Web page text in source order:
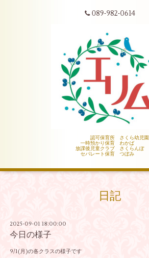
089-982-0614
認可保育所 さくら幼児園
一時預かり保育 わかば
放課後児童クラブ さくらんぼ
セパレート保育 つぼみ
日記
2025-09-01 18:00:00
今日の様子
9/1(月)の各クラスの様子です